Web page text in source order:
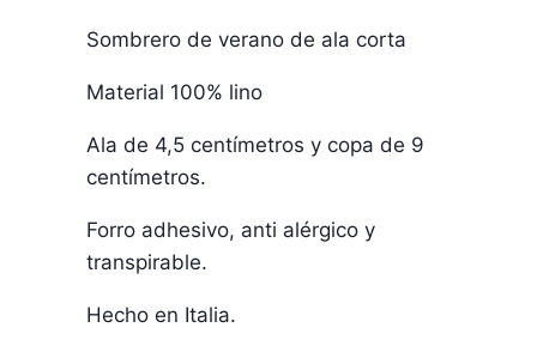
Sombrero de verano de ala corta
Material 100% lino
Ala de 4,5 centímetros y copa de 9
centímetros.
Forro adhesivo, anti alérgico y
transpirable.
Hecho en Italia.